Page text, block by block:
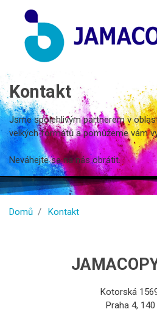
Kontakt
Jsme spolehlivým partnerem v
velkých formátů a pomůžeme vám
Neváhejte se na nás obrátit.
Domů Kontakt
Kotorská
Praha 4, 140